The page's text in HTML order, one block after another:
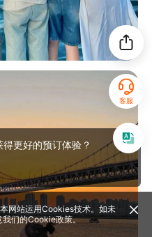
更好的预订体验？
客服
网站运用Cookies技术。如未
我们的Cookie政策。